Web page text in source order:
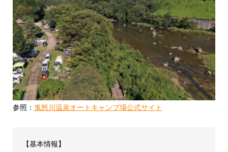
参照： 鬼怒川温泉オートキャンプ場公式サイト
【基本情報】